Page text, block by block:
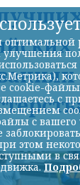
оптимальной
cookie-
с
с вашего
этом
в